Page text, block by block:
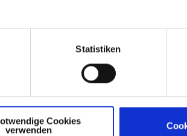
Statistiken
Cookies
verwenden
Fassung: Weitere
können dem „Leitfaden über